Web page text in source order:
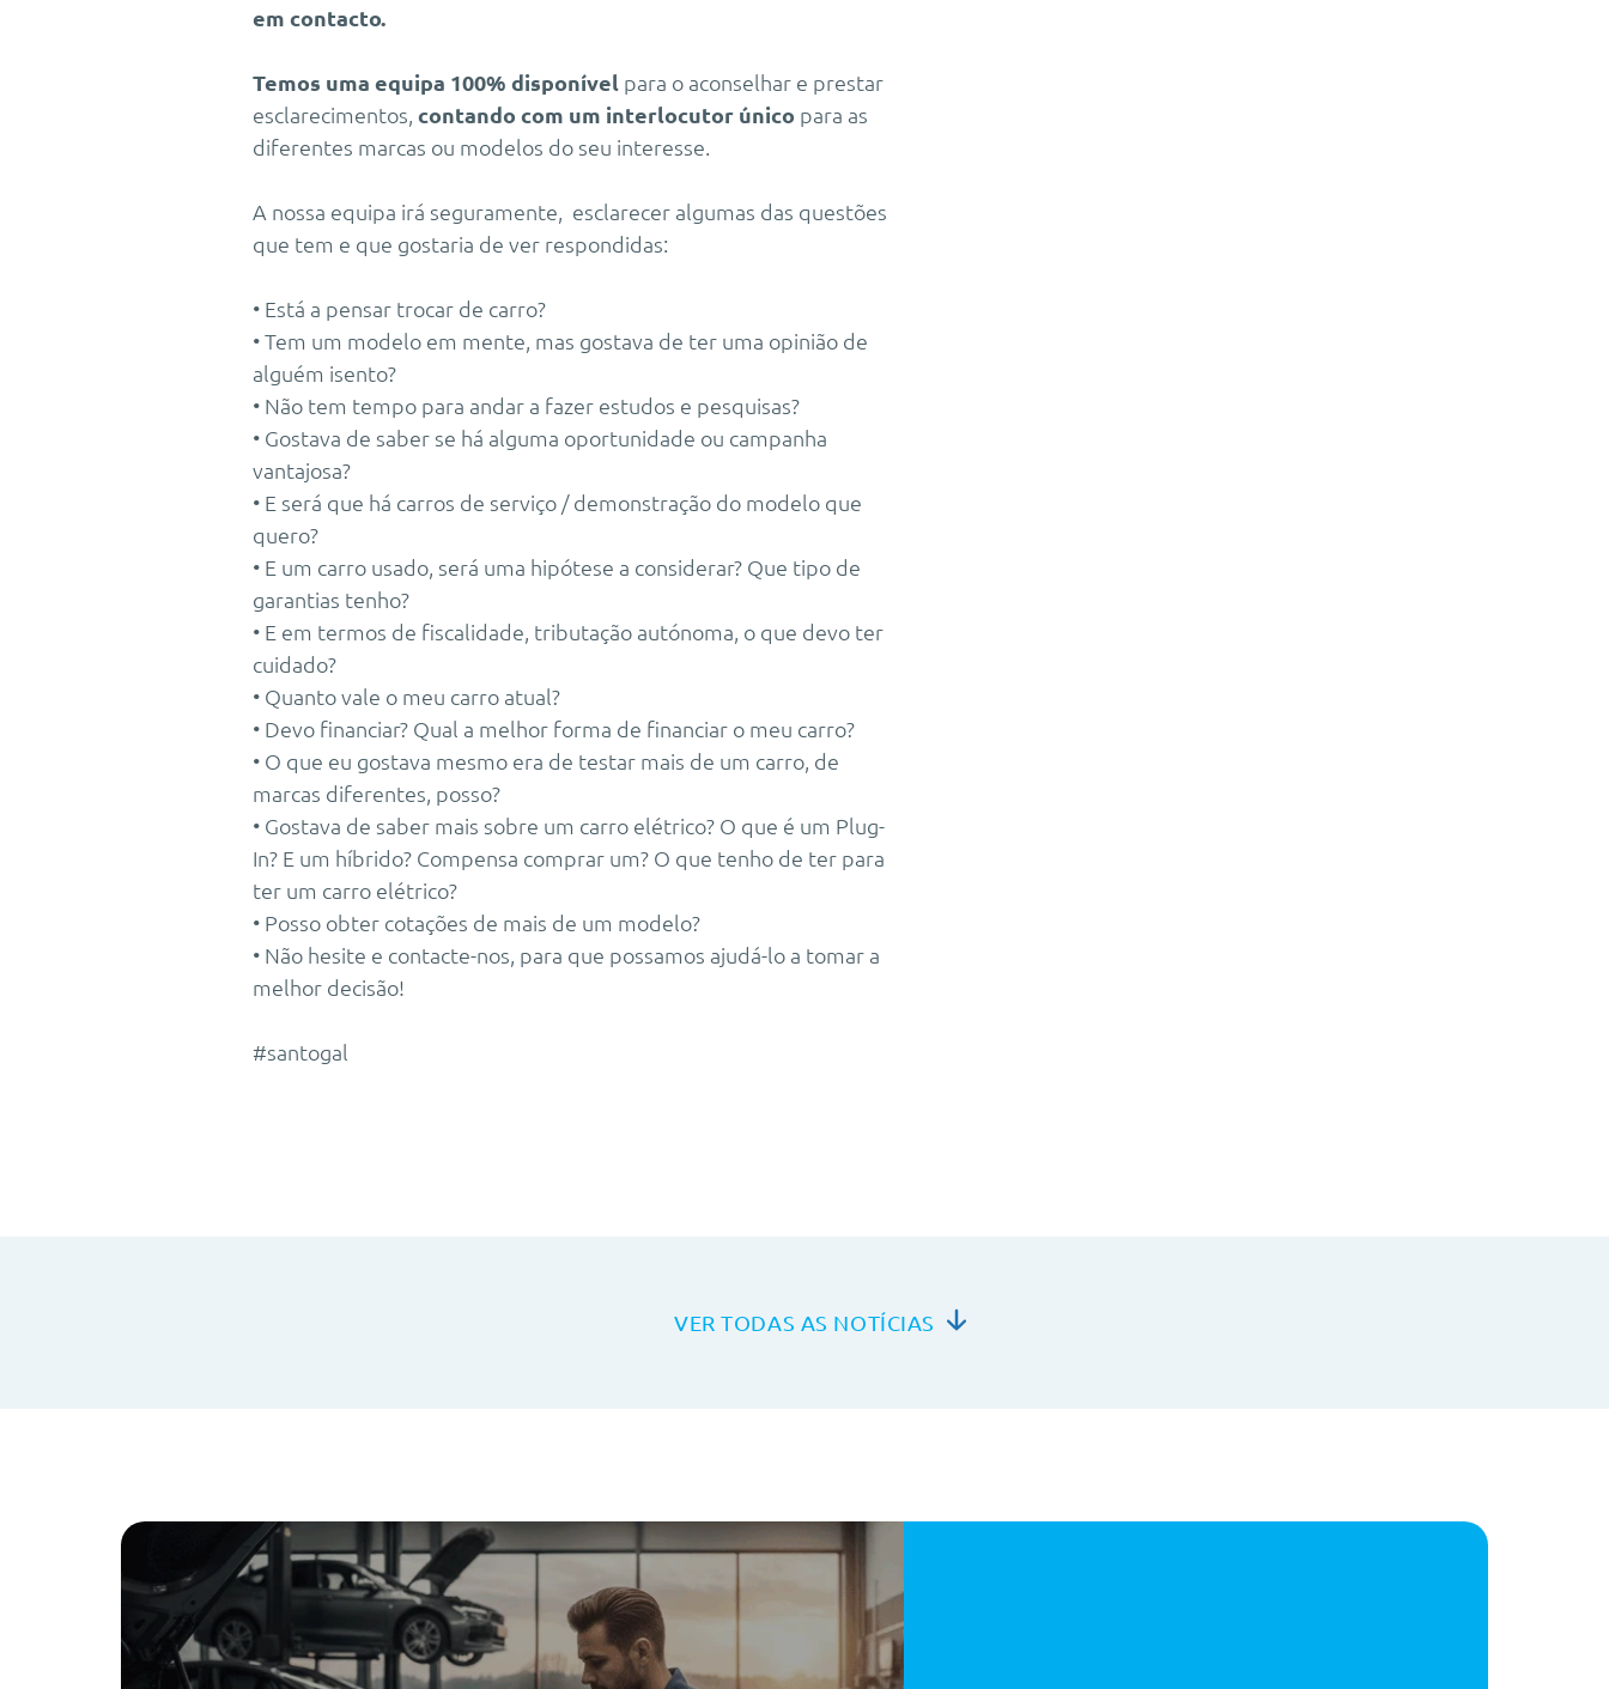
em contacto.
Temos uma equipa 100% disponível para o aconselhar e prestar
esclarecimentos, contando com um interlocutor único para as
diferentes marcas ou modelos do seu interesse.
A nossa equipa irá seguramente, esclarecer algumas das questões
que tem e que gostaria de ver respondidas:
• Está a pensar trocar de carro?
• Tem um modelo em mente, mas gostava de ter uma opinião de
alguém isento?
• Não tem tempo para andar a fazer estudos e pesquisas?
• Gostava de saber se há alguma oportunidade ou campanha
vantajosa?
• E será que há carros de serviço / demonstração do modelo que
quero?
• E um carro usado, será uma hipótese a considerar? Que tipo de
garantias tenho?
• E em termos de fiscalidade, tributação autónoma, o que devo ter
cuidado?
• Quanto vale o meu carro atual?
• Devo financiar? Qual a melhor forma de financiar o meu carro?
• O que eu gostava mesmo era de testar mais de um carro, de
marcas diferentes, posso?
• Gostava de saber mais sobre um carro elétrico? O que é um Plug-
In? E um híbrido? Compensa comprar um? O que tenho de ter para
ter um carro elétrico?
• Posso obter cotações de mais de um modelo?
• Não hesite e contacte-nos, para que possamos ajudá-lo a tomar a
melhor decisão!
#santogal
VER TODAS AS NOTÍCIAS